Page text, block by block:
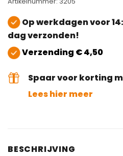
Op werkdagen voor
dag verzonden!
Verzending € 4,50
Spaar voor korting
Lees hier meer
BESCHRIJVING